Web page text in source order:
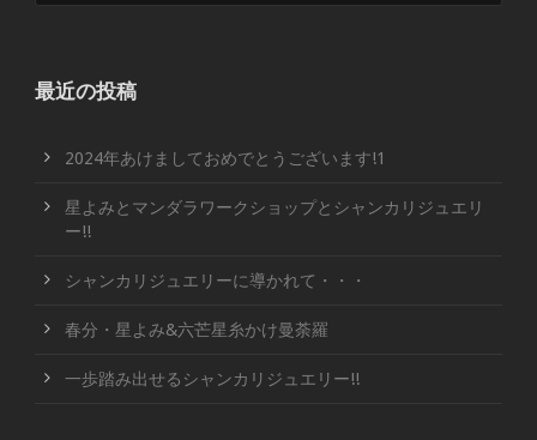
最近の投稿
2024年あけましておめでとうございます!1
星よみとマンダラワークショップとシャンカリジュエリ
ー!!
シャンカリジュエリーに導かれて・・・
春分・星よみ&六芒星糸かけ曼荼羅
一歩踏み出せるシャンカリジュエリー!!